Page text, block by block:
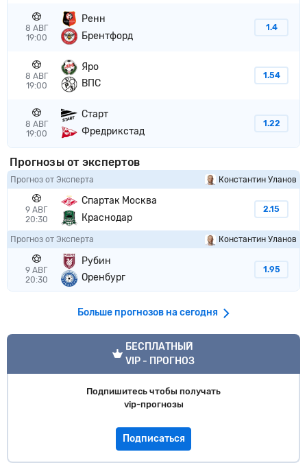
8 АВГ
19:00
Ренн
Брентфорд
1.4
8 АВГ
19:00
Яро
ВПС
1.54
8 АВГ
19:00
Старт
Фредрикстад
1.22
Прогнозы от экспертов
Прогноз от Эксперта Константин Уланов
9 АВГ
20:30
Спартак Москва
Краснодар
2.15
Прогноз от Эксперта Константин Уланов
9 АВГ
20:30
Рубин
Оренбург
1.95
Больше прогнозов на сегодня
VIP прогноз
БЕСПЛАТНЫЙ
VIP - ПРОГНОЗ
Подпишитесь чтобы получать
vip-прогнозы
Подписаться